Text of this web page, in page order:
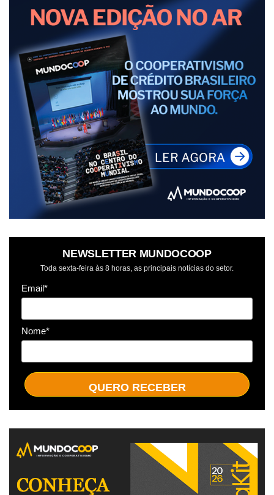
NEWSLETTER MUNDOCOOP
Toda sexta-feira às 8 horas, as principais notícias do setor.
Email*
Nome*
QUERO RECEBER